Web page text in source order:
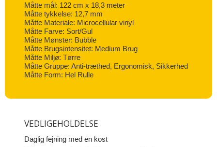
Måtte mål: 122 cm x 18,3 meter
Måtte tykkelse: 12,7 mm
Måtte Materiale: Microcellular vinyl
Måtte Farve: Sort/Gul
Måtte Mønster: Bubble
Måtte Brugsintensitet: Medium Brug
Måtte Miljø: Tørre
Måtte Gruppe: Anti-træthed, Ergonomisk, Sikkerhed
Måtte Form: Hel Rulle
VEDLIGEHOLDELSE
Daglig fejning med en kost